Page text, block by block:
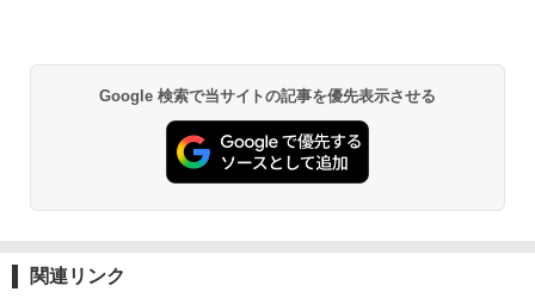
Google 検索で当サイトの記事を優先表示させる
関連リンク